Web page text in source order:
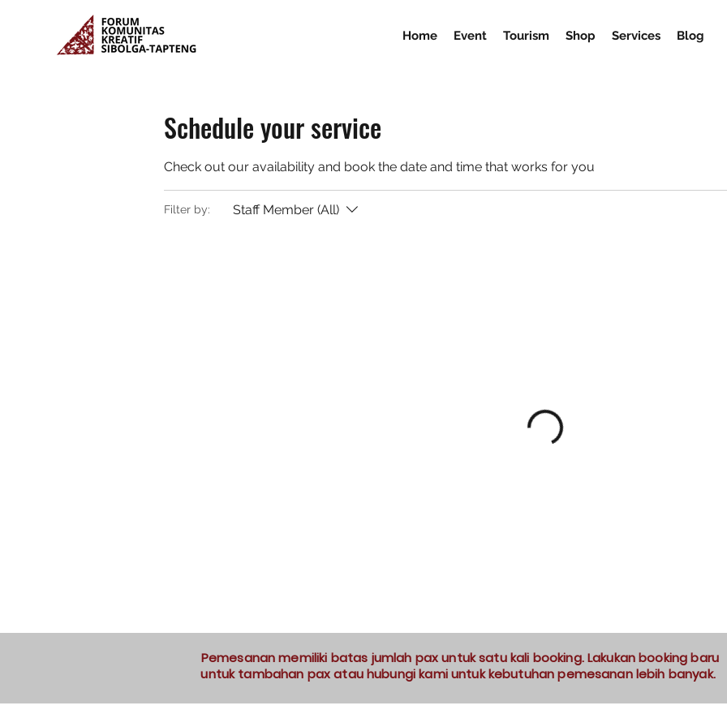
Home Event Tourism Shop Services Blog
Schedule your service
Check out our availability and book the date and time that works for you
Filter by: Staff Member (All)
Pemesanan memiliki batas jumlah pax untuk satu kali booking. Lakukan booking baru
untuk tambahan pax atau hubungi kami untuk kebutuhan pemesanan lebih banyak.